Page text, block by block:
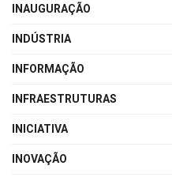
INAUGURAÇÃO
INDÚSTRIA
INFORMAÇÃO
INFRAESTRUTURAS
INICIATIVA
INOVAÇÃO